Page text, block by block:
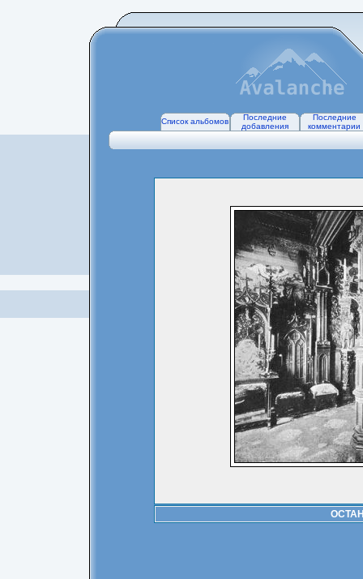
Список альбомов
Последние
добавления
Последние
комментарии